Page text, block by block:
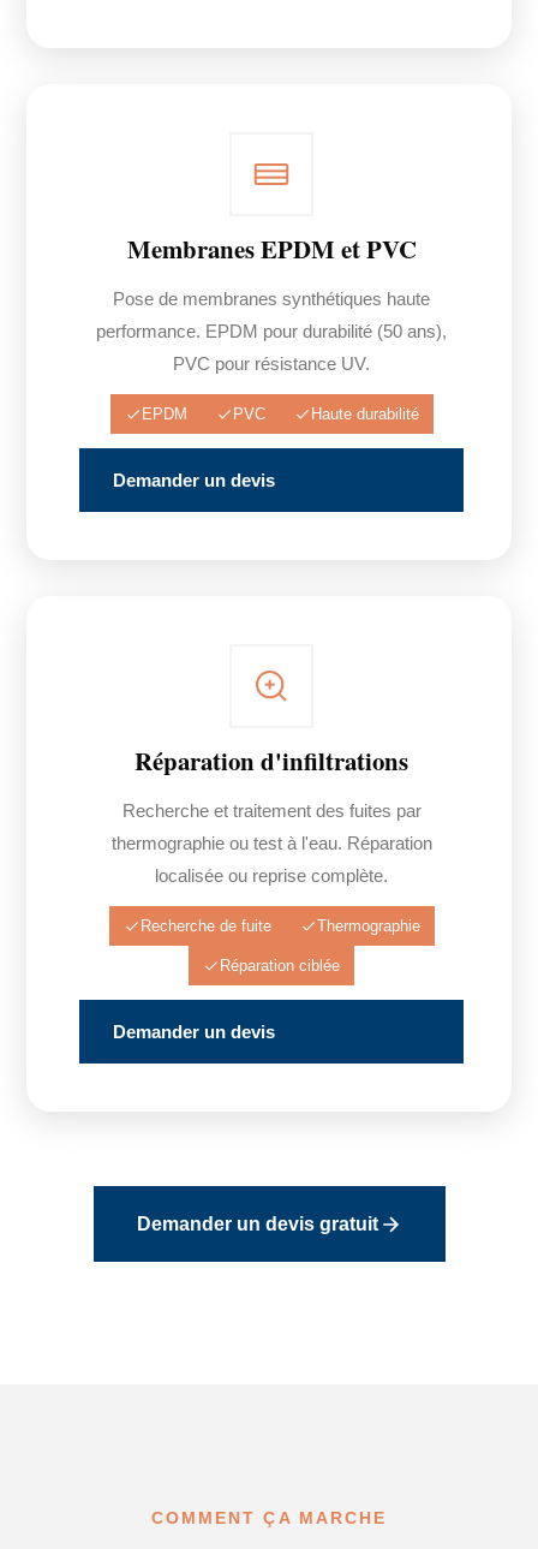
Membranes EPDM et PVC
Pose de membranes synthétiques haute
performance. EPDM pour durabilité (50 ans),
PVC pour résistance UV.
EPDM PVC Haute durabilité
Demander un devis
Réparation d'infiltrations
Recherche et traitement des fuites par
thermographie ou test à l'eau. Réparation
localisée ou reprise complète.
Recherche de fuite Thermographie
Réparation ciblée
Demander un devis
Demander un devis gratuit
COMMENT ÇA MARCHE